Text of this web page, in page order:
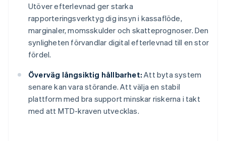
Utöver efterlevnad ger starka
rapporteringsverktyg dig insyn i kassaflöde,
marginaler, momsskulder och skatteprognoser. Den
synligheten förvandlar digital efterlevnad till en stor
fördel.
Överväg långsiktig hållbarhet: Att byta system
senare kan vara störande. Att välja en stabil
plattform med bra support minskar riskerna i takt
med att MTD-kraven utvecklas.